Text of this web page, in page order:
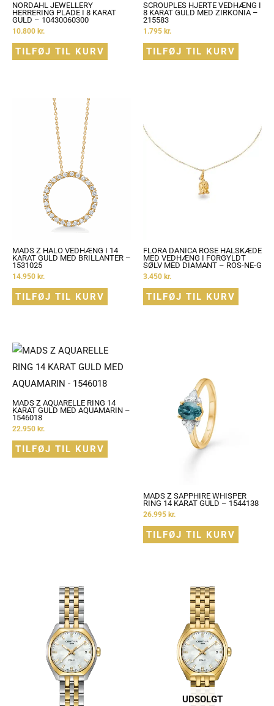
NORDAHL JEWELLERY
HERRERING PLADE I 8 KARAT
GULD – 10430060300
10.800 kr.
TILFØJ TIL KURV
SCROUPLES HJERTE VEDHÆNG I
8 KARAT GULD MED ZIRKONIA –
215583
1.795 kr.
TILFØJ TIL KURV
MADS Z HALO VEDHÆNG I 14
KARAT GULD MED BRILLANTER –
1531025
14.950 kr.
TILFØJ TIL KURV
FLORA DANICA ROSE HALSKÆDE
MED VEDHÆNG I FORGYLDT
SØLV MED DIAMANT – ROS-NE-G
3.450 kr.
TILFØJ TIL KURV
MADS Z AQUARELLE RING 14
KARAT GULD MED AQUAMARIN –
1546018
22.950 kr.
TILFØJ TIL KURV
MADS Z SAPPHIRE WHISPER
RING 14 KARAT GULD – 1544138
26.995 kr.
TILFØJ TIL KURV
UDSOLGT